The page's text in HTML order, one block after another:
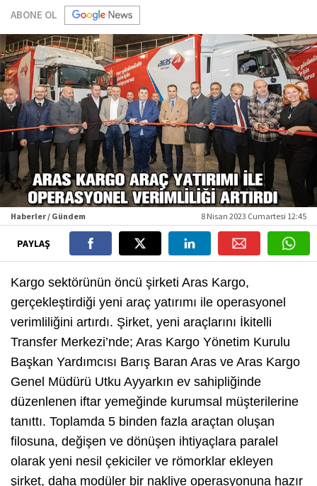
ABONE OL
Haberler / Gündem 8 Nisan 2023 Cumartesi 12:45
PAYLAŞ
Kargo sektörünün öncü şirketi Aras Kargo,
gerçekleştirdiği yeni araç yatırımı ile operasyonel
verimliliğini artırdı. Şirket, yeni araçlarını İkitelli
Transfer Merkezi’nde; Aras Kargo Yönetim Kurulu
Başkan Yardımcısı Barış Baran Aras ve Aras Kargo
Genel Müdürü Utku Ayyarkın ev sahipliğinde
düzenlenen iftar yemeğinde kurumsal müşterilerine
tanıttı. Toplamda 5 binden fazla araçtan oluşan
filosuna, değişen ve dönüşen ihtiyaçlara paralel
olarak yeni nesil çekiciler ve römorklar ekleyen
şirket, daha modüler bir nakliye operasyonuna hazır